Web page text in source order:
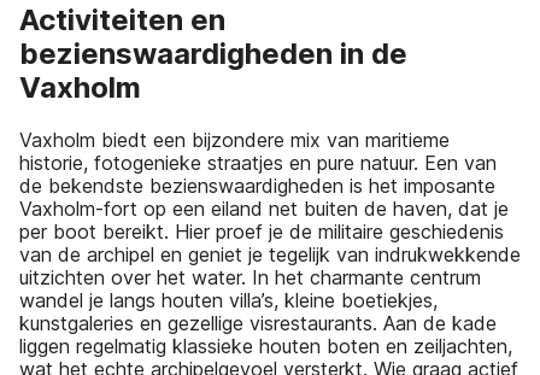
Activiteiten en
bezienswaardigheden in de
Vaxholm
Vaxholm biedt een bijzondere mix van maritieme
historie, fotogenieke straatjes en pure natuur. Een van
de bekendste bezienswaardigheden is het imposante
Vaxholm-fort op een eiland net buiten de haven, dat je
per boot bereikt. Hier proef je de militaire geschiedenis
van de archipel en geniet je tegelijk van indrukwekkende
uitzichten over het water. In het charmante centrum
wandel je langs houten villa’s, kleine boetiekjes,
kunstgaleries en gezellige visrestaurants. Aan de kade
liggen regelmatig klassieke houten boten en zeiljachten,
wat het echte archipelgevoel versterkt. Wie graag actief